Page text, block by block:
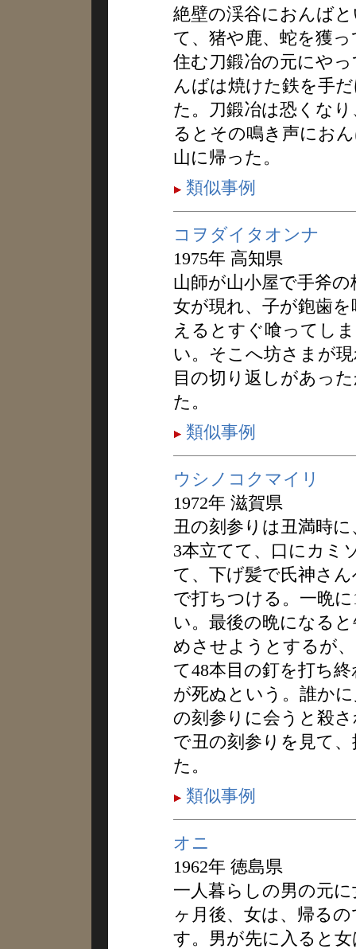
絶壁の渓谷におんば
て、猪や鹿、蛇を獲
住む刀鍛冶の元にや
んばは焼けた鉄を手
た。刀鍛冶は恐くな
るとその鳴き声にお
山に帰った。
類似事例
コヲダイタオンナ
1975年 高知県
山師が山小屋で手斧
女が現れ、子が鉋歯
えるとすぐ喰ってし
い。そこへ坊さまが
目の切り返しがあっ
た。
類似事例
ウシノコクマイリ
1972年 滋賀県
丑の刻参りは丑満時
3本立てて、口にカミ
て、下げ髪で氏神さ
で打ちつける。一晩
い。最後の晩になる
めさせようとするが
て48本目の釘を打ち
が死ぬという。誰か
の刻参りに会うと殺
で丑の刻参りを見て
た。
類似事例
オニ
1962年 徳島県
一人暮らしの男の元
ヶ月後、女は、帰る
す。男が先に入ると